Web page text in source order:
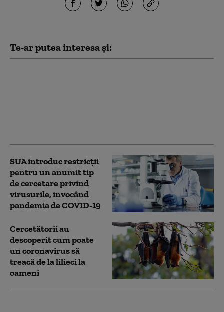
Te-ar putea interesa și:
SUA introduc restricții
pentru un anumit tip
de cercetare privind
virusurile, invocând
pandemia de COVID-19
Cercetătorii au
descoperit cum poate
un coronavirus să
treacă de la lilieci la
oameni